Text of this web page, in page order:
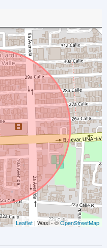
Leaflet | Wasi - ©OpenStreetMap